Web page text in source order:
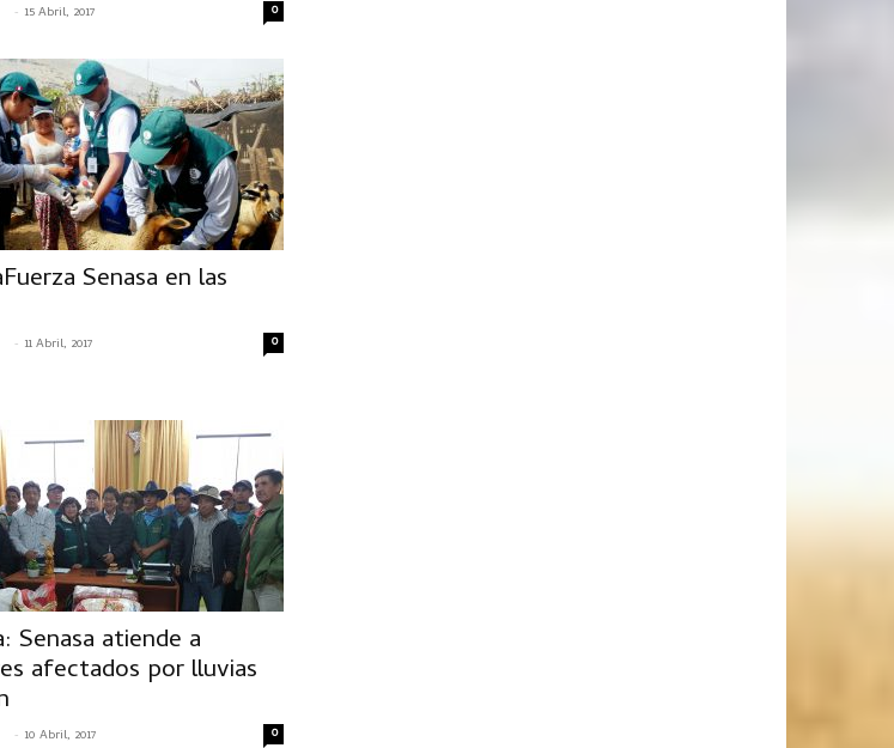
- 15 Abril, 2017 0
Senasa en las
- 11 Abril, 2017 0
Senasa atiende a
afectados por lluvias
- 10 Abril, 2017 0